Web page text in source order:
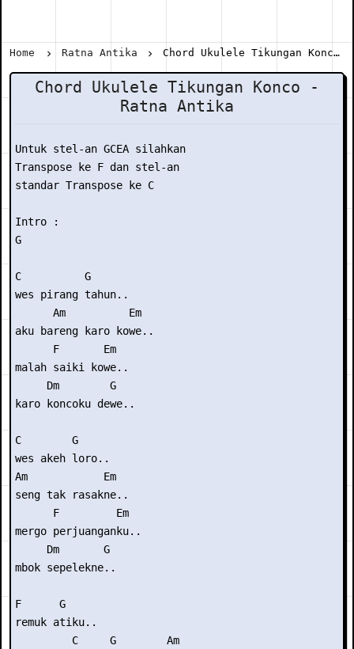
Home Ratna Antika Chord Ukulele Tikungan Konco - Ratna Antika
Chord Ukulele Tikungan Konco -
Ratna Antika
Untuk stel-an GCEA silahkan
Transpose ke F dan stel-an
standar Transpose ke C
Intro :
G
C          G
wes pirang tahun..
      Am          Em
aku bareng karo kowe..
      F       Em
malah saiki kowe..
     Dm        G
karo koncoku dewe..
C        G
wes akeh loro..
Am            Em
seng tak rasakne..
      F         Em
mergo perjuanganku..
     Dm       G
mbok sepelekne..
F      G
remuk atiku..
         C     G        Am